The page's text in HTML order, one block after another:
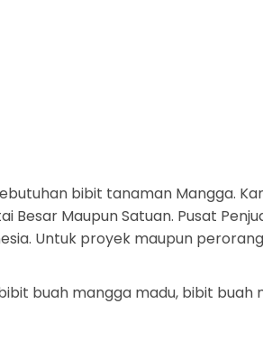
bibit tanaman Mangga.
Besar Maupun Satuan. Pusat
Untuk proyek maupun
buah mangga madu, bibit